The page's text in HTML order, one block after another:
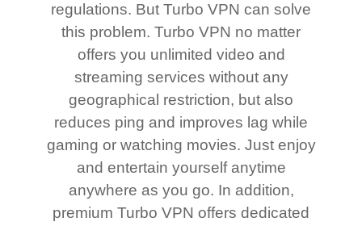
regulations. But Turbo VPN can solve
this problem. Turbo VPN no matter
offers you unlimited video and
streaming services without any
geographical restriction, but also
reduces ping and improves lag while
gaming or watching movies. Just enjoy
and entertain yourself anytime
anywhere as you go. In addition,
premium Turbo VPN offers dedicated